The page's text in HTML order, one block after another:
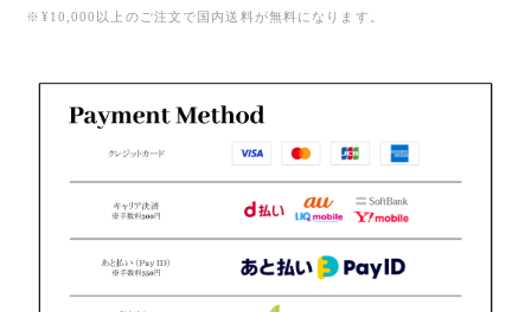
※¥10,000以上のご注文で国内送料が無料になります。